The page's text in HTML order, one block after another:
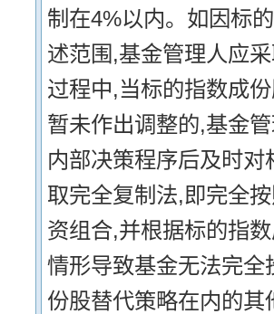
制在4%以内。如因标
述范围,基金管理人应
过程中,当标的指数成
暂未作出调整的,基金
内部决策程序后及时
取完全复制法,即完全
资组合,并根据标的指
情形导致基金无法完
份股替代策略在内的